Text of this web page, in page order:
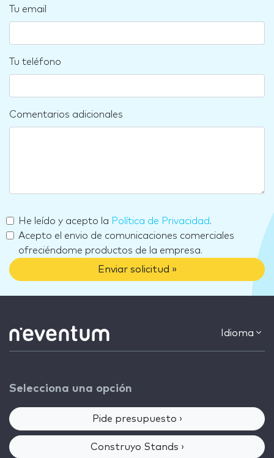
Tu email
Tu teléfono
Comentarios adicionales
He leído y acepto la Política de Privacidad.
Acepto el envio de comunicaciones comerciales
ofreciéndome productos de la empresa.
Enviar solicitud »
Idioma
Selecciona una opción
Pide presupuesto ›
Construyo Stands ›